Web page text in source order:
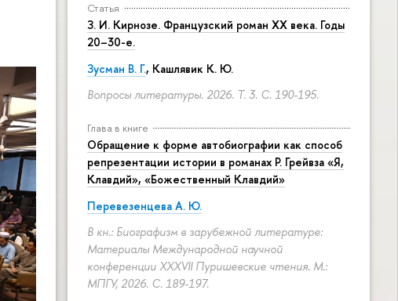
Статья
З. И. Кирнозе. Французский роман XX века. Годы
20–30-е.
Зусман В. Г., Кашлявик К. Ю.
Вопросы литературы. 2026. Т. 3. С. 190-195.
Глава в книге
Обращение к форме автобиографии как способ
репрезентации истории в романах Р. Грейвза «Я,
Клавдий», «Божественный Клавдий»
Перевезенцева А. Ю.
В кн.: Биографизм в зарубежной литературе:
Материалы Международной научной
конференции XXXVII Пуришевские чтения. М.:
МПГУ, 2026. С. 189-197.